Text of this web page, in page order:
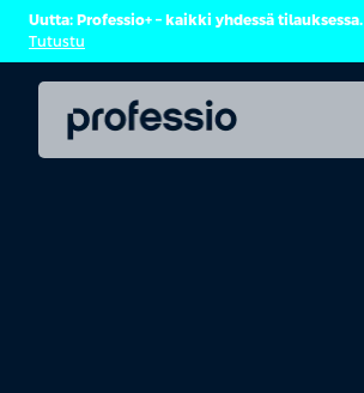
Uutta: Professio+ – kaikki yhdessä tilauksessa.
Tutustu